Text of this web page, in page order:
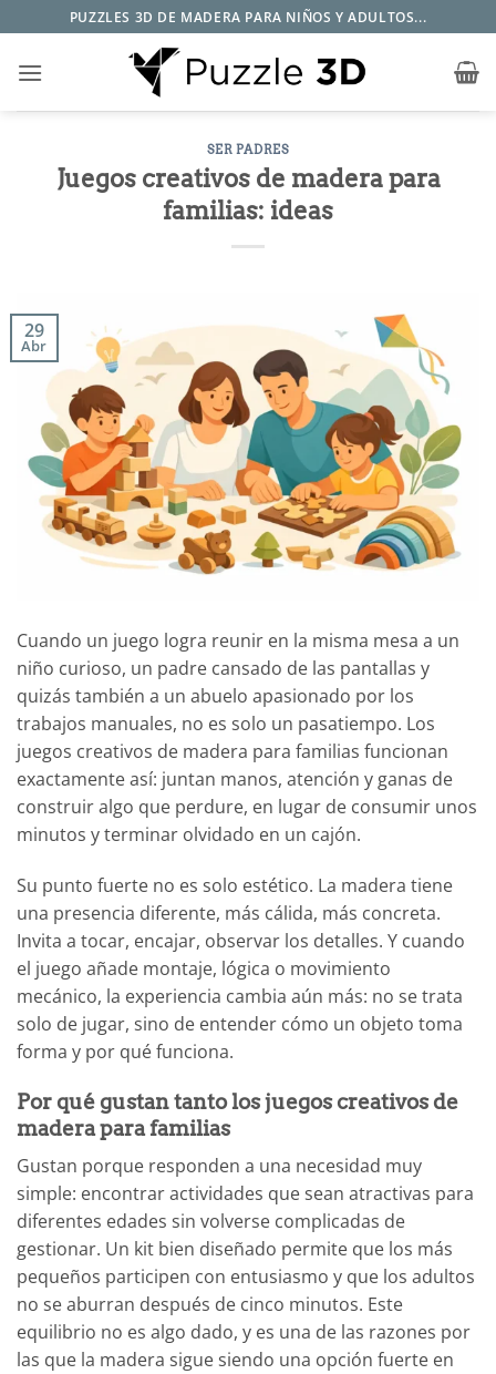
al
contenido
PUZZLES 3D DE MADERA PARA NIÑOS Y ADULTOS...
SER PADRES
Juegos creativos de madera para
familias: ideas
29
Abr
Cuando un juego logra reunir en la misma mesa a un
niño curioso, un padre cansado de las pantallas y
quizás también a un abuelo apasionado por los
trabajos manuales, no es solo un pasatiempo. Los
juegos creativos de madera para familias funcionan
exactamente así: juntan manos, atención y ganas de
construir algo que perdure, en lugar de consumir unos
minutos y terminar olvidado en un cajón.
Su punto fuerte no es solo estético. La madera tiene
una presencia diferente, más cálida, más concreta.
Invita a tocar, encajar, observar los detalles. Y cuando
el juego añade montaje, lógica o movimiento
mecánico, la experiencia cambia aún más: no se trata
solo de jugar, sino de entender cómo un objeto toma
forma y por qué funciona.
Por qué gustan tanto los juegos creativos de
madera para familias
Gustan porque responden a una necesidad muy
simple: encontrar actividades que sean atractivas para
diferentes edades sin volverse complicadas de
gestionar. Un kit bien diseñado permite que los más
pequeños participen con entusiasmo y que los adultos
no se aburran después de cinco minutos. Este
equilibrio no es algo dado, y es una de las razones por
las que la madera sigue siendo una opción fuerte en